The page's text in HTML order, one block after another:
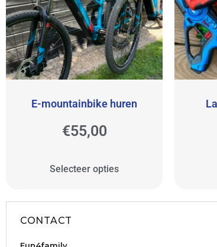
E-mountainbike huren
€55,00
Selecteer opties
CONTACT
Fun4family